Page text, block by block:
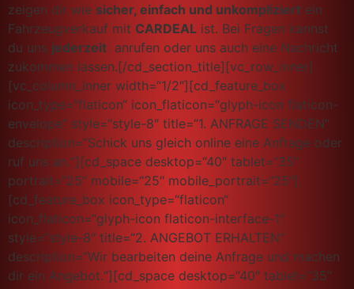
zeigen dir wie sicher, einfach und unkompliziert ein
Fahrzeugverkauf mit CARDEAL ist. Bei Fragen kannst
du uns jederzeit anrufen oder uns auch eine Nachricht
zukommen lassen.[/cd_section_title][vc_row_inner]
[vc_column_inner width=“1/2″][cd_feature_box
icon_type=“flaticon“ icon_flaticon=“glyph-icon flaticon-
envelope“ style=“style-8″ title=“1. ANFRAGE SENDEN“
description=“Schick uns gleich online eine Anfrage oder
ruf uns an.“][cd_space desktop=“40″ tablet=“35″
portrait=“25″ mobile=“25″ mobile_portrait=“25″]
[cd_feature_box icon_type=“flaticon“
icon_flaticon=“glyph-icon flaticon-interface-1″
style=“style-8″ title=“2. ANGEBOT ERHALTEN“
description=“Wir bearbeiten deine Anfrage und machen
dir ein Angebot.“][cd_space desktop=“40″ tablet=“35″